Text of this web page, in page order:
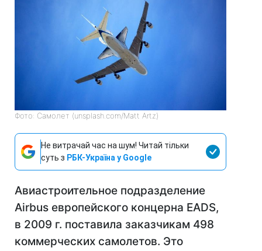
Фото: Самолет (unsplash.com/Matt Artz)
Не витрачай час на шум! Читай тільки
суть з РБК-Україна у Google
Авиастроительное подразделение
Airbus европейского концерна EADS,
в 2009 г. поставила заказчикам 498
коммерческих самолетов. Это